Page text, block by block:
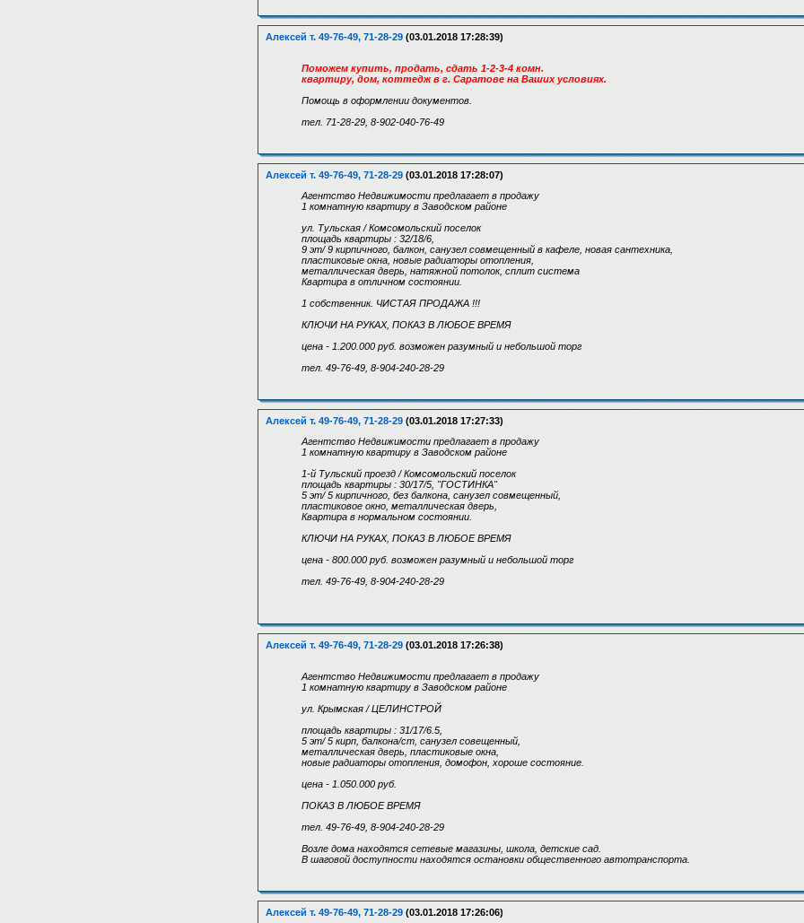
Алексей т. 49-76-49, 71-28-29 (03.01.2018 17:28:39)
Поможем купить, продать, сдать 1-2-3-4 комн.
квартиру, дом, коттедж в г. Саратове на Ваших условиях.
Помощь в оформлении документов.
тел. 71-28-29, 8-902-040-76-49
Алексей т. 49-76-49, 71-28-29 (03.01.2018 17:28:07)
Агентство Недвижимости предлагает в продажу
1 комнатную квартиру в Заводском районе
ул. Тульская / Комсомольский поселок
площадь квартиры : 32/18/6,
9 эт/ 9 кирпичного, балкон, санузел совмещенный в кафеле, новая сантехника,
пластиковые окна, новые радиаторы отопления,
металлическая дверь, натяжной потолок, сплит система
Квартира в отличном состоянии.
1 собственник. ЧИСТАЯ ПРОДАЖА !!!
КЛЮЧИ НА РУКАХ, ПОКАЗ В ЛЮБОЕ ВРЕМЯ
цена - 1.200.000 руб. возможен разумный и небольшой торг
тел. 49-76-49, 8-904-240-28-29
Алексей т. 49-76-49, 71-28-29 (03.01.2018 17:27:33)
Агентство Недвижимости предлагает в продажу
1 комнатную квартиру в Заводском районе
1-й Тульский проезд / Комсомольский поселок
площадь квартиры : 30/17/5, "ГОСТИНКА"
5 эт/ 5 кирпичного, без балкона, санузел совмещенный,
пластиковое окно, металлическая дверь,
Квартира в нормальном состоянии.
КЛЮЧИ НА РУКАХ, ПОКАЗ В ЛЮБОЕ ВРЕМЯ
цена - 800.000 руб. возможен разумный и небольшой торг
тел. 49-76-49, 8-904-240-28-29
Алексей т. 49-76-49, 71-28-29 (03.01.2018 17:26:38)
Агентство Недвижимости предлагает в продажу
1 комнатную квартиру в Заводском районе
ул. Крымская / ЦЕЛИНСТРОЙ
площадь квартиры : 31/17/6.5,
5 эт/ 5 кирп, балкона/ст, санузел совещенный,
металлическая дверь, пластиковые окна,
новые радиаторы отопления, домофон, хороше состояние.
цена - 1.050.000 руб.
ПОКАЗ В ЛЮБОЕ ВРЕМЯ
тел. 49-76-49, 8-904-240-28-29
Возле дома находятся сетевые магазины, школа, детские сад.
В шаговой доступности находятся остановки общественного автотранспорта.
Алексей т. 49-76-49, 71-28-29 (03.01.2018 17:26:06)